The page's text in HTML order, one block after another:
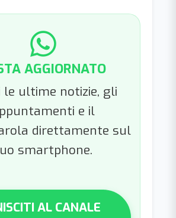
AGGIORNATO
le ultime notizie, gli
e il
direttamente sul
smartphone.
AL CANALE